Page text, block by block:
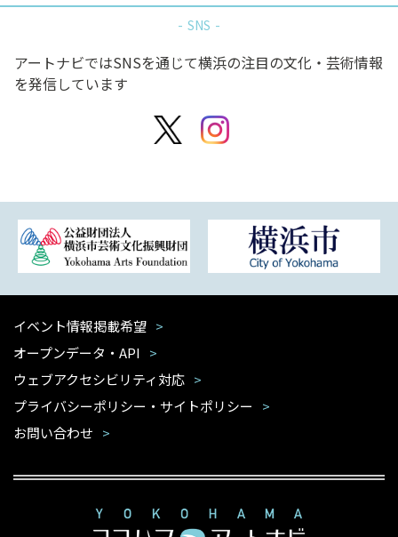
SNS
アートナビではSNSを通じて横浜の注目の文化・芸術情報
を発信しています
イベント情報掲載希望
オープンデータ・API
ウェブアクセシビリティ対応
プライバシーポリシー・サイトポリシー
お問い合わせ